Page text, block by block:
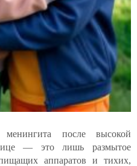
после высокой
— это лишь размытое
аппаратов и тихих,